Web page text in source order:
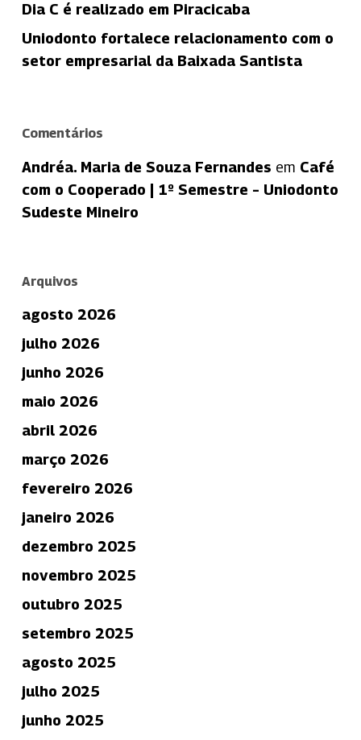
Dia C é realizado em Piracicaba
Uniodonto fortalece relacionamento com o
setor empresarial da Baixada Santista
Comentários
Andréa. Maria de Souza Fernandes em Café
com o Cooperado | 1º Semestre – Uniodonto
Sudeste Mineiro
Arquivos
agosto 2026
julho 2026
junho 2026
maio 2026
abril 2026
março 2026
fevereiro 2026
janeiro 2026
dezembro 2025
novembro 2025
outubro 2025
setembro 2025
agosto 2025
julho 2025
junho 2025